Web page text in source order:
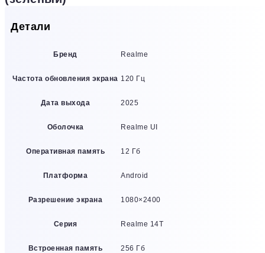
Детали
Бренд Realme
Частота обновления экрана 120 Гц
Дата выхода 2025
Оболочка Realme UI
Оперативная память 12 Гб
Платформа Android
Разрешение экрана 1080×2400
Серия Realme 14T
Встроенная память 256 Гб